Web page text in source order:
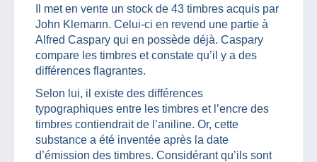
Il met en vente un stock de 43 timbres acquis par
John Klemann. Celui-ci en revend une partie à
Alfred Caspary qui en possède déjà. Caspary
compare les timbres et constate qu’il y a des
différences flagrantes.
Selon lui, il existe des différences
typographiques entre les timbres et l’encre des
timbres contiendrait de l’aniline. Or, cette
substance a été inventée après la date
d’émission des timbres. Considérant qu’ils sont